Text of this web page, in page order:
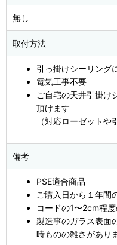
無し
取付方法
引っ掛けシーリング
電気工事不要
ご自宅の天井引掛け
頂けます
（対応ローゼットや
備考
PSE適合商品
ご購入日から１年間
コードの1〜2cm程
製造事のガラス表面
時ものの雑さがあり